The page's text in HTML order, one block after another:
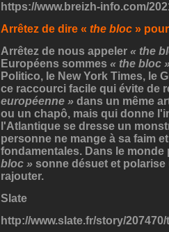
https://www.breizh-info.com/
Arrêtez de dire « the bloc »
Arrêtez de nous appeler « the
Européens sommes « the bloc
Politico, le New York Times, le
ce raccourci facile qui évite de
européenne » dans un même
ou un chapô, mais qui donne
l'Atlantique se dresse un
personne ne mange à sa faim
fondamentales. Dans le
bloc » sonne désuet et
rajouter.
Slate
http://www.slate.fr/story/